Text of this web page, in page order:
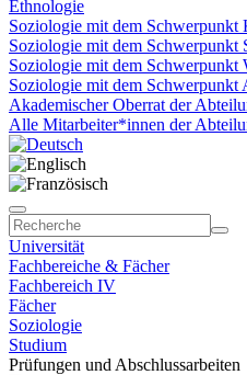
Ethnologie
Soziologie mit dem
Soziologie mit dem Schwerpunkt
Soziologie mit dem Schwerpunkt
Soziologie mit dem Schwerpunkt
Akademischer Oberrat der
Alle Mitarbeiter*innen der
Universität
Fachbereiche & Fächer
Fachbereich IV
Fächer
Soziologie
Studium
Prüfungen und Abschlussarbeiten